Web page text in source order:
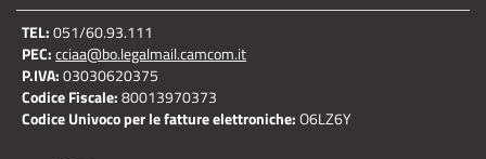
TEL:051/60.93.111
PEC:cciaa@bo.legalmail.camcom.it
P.IVA:03030620375
Codice Fiscale:80013970373
Codice Univoco per le fatture elettroniche:O6LZ6Y